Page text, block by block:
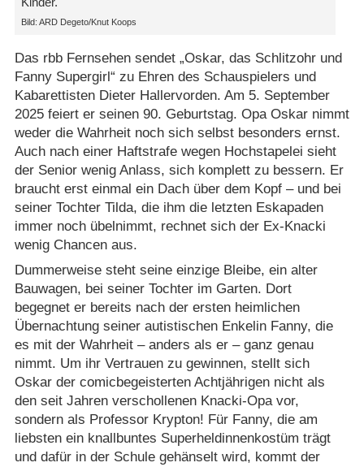
Bild: ARD Degeto/​Knut Koops
Das rbb Fernsehen sendet „Oskar, das Schlitzohr und
Fanny Supergirl“ zu Ehren des Schauspielers und
Kabarettisten Dieter Hallervorden. Am 5. September
2025 feiert er seinen 90. Geburtstag. Opa Oskar nimmt
weder die Wahrheit noch sich selbst besonders ernst.
Auch nach einer Haftstrafe wegen Hochstapelei sieht
der Senior wenig Anlass, sich komplett zu bessern. Er
braucht erst einmal ein Dach über dem Kopf – und bei
seiner Tochter Tilda, die ihm die letzten Eskapaden
immer noch übelnimmt, rechnet sich der Ex-Knacki
wenig Chancen aus.
Dummerweise steht seine einzige Bleibe, ein alter
Bauwagen, bei seiner Tochter im Garten. Dort
begegnet er bereits nach der ersten heimlichen
Übernachtung seiner autistischen Enkelin Fanny, die
es mit der Wahrheit – anders als er – ganz genau
nimmt. Um ihr Vertrauen zu gewinnen, stellt sich
Oskar der comicbegeisterten Achtjährigen nicht als
den seit Jahren verschollenen Knacki-Opa vor,
sondern als Professor Krypton! Für Fanny, die am
liebsten ein knallbuntes Superheldinnenkostüm trägt
und dafür in der Schule gehänselt wird, kommt der